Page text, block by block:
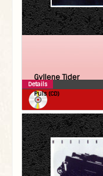
Gyllene Tider
Puls (CD)
Details